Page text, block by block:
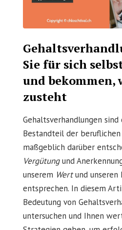
Sie für sich
und bekommen,
zusteht
Gehaltsverhandlungen
Bestandteil der
maßgeblich darüber
Vergütungund
unserem Wertund unseren
entsprechen. In diesem
Bedeutung von
untersuchen und Ihnen